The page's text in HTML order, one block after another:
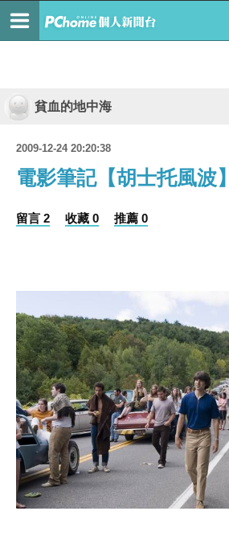
貧血的地中海
2009-12-24 20:20:38
電影筆記【胡士托風波】
留言 2 收藏 0 推薦 0